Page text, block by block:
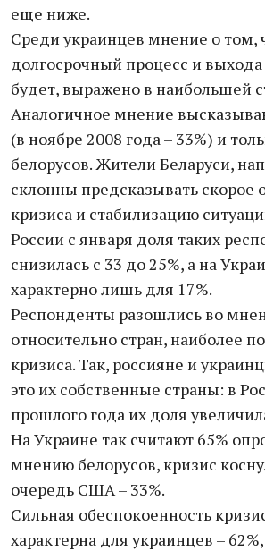
еще ниже.
Среди украинцев мнение о том,
долгосрочный процесс и выхода
будет, выражено в наибольшей
Аналогичное мнение
(в ноябре 2008 года – 33%) и
белорусов. Жители Беларуси,
склонны предсказывать скорое
кризиса и стабилизацию
России с января доля таких
снизилась с 33 до 25%, а на
характерно лишь для 17%.
Респонденты разошлись во
относительно стран, наиболее
кризиса. Так, россияне и
это их собственные страны: в
прошлого года их доля
На Украине так считают 65%
мнению белорусов, кризис
очередь США – 33%.
Сильная обеспокоенность
характерна для украинцев –